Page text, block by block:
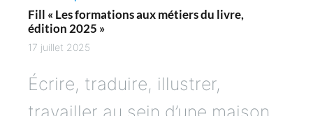
Fill « Les formations aux métiers du livre,
édition 2025 »
17 juillet 2025
Écrire, traduire, illustrer,
travailler au sein d’une maison